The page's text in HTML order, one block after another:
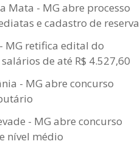
Mata - MG abre processo
e cadastro de reserva
MG retifica edital do
de até R$ 4.527,60
- MG abre concurso
- MG abre concurso
nível médio